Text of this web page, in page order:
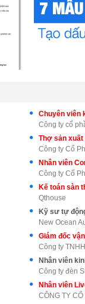
Công ty cổ
Thợ sản xuất
Công ty Cổ
Nhân viên
Công ty Cổ
Kế toán sàn
Qthouse
Kỹ sư tự
New Ocean
Giám đốc
Công ty
Nhân viên
Công ty đèn